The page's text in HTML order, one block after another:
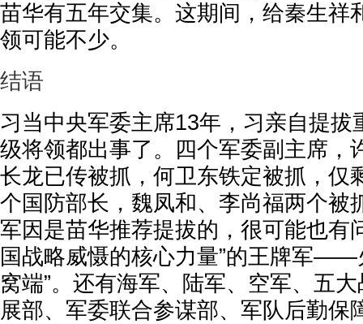
苗华有五年交集。这期间，给秦生祥
领可能不少。
结语
习当中央军委主席13年，习亲自提拔
级将领都出事了。四个军委副主席，
长龙已传被抓，何卫东铁定被抓，仅
个国防部长，魏凤和、李尚福两个被
军因是苗华推荐提拔的，很可能也有
国战略威慑的核心力量”的王牌军——
窝端”。还有海军、陆军、空军、五
展部、军委联合参谋部、军队后勤保